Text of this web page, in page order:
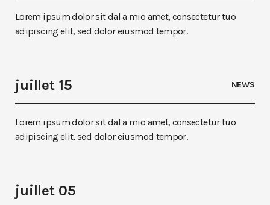
Lorem ipsum dolor sit dal a mio amet, consectetur tuo
adipiscing elit, sed dolor eiusmod tempor.
juillet 15 NEWS
Lorem ipsum dolor sit dal a mio amet, consectetur tuo
adipiscing elit, sed dolor eiusmod tempor.
juillet 05